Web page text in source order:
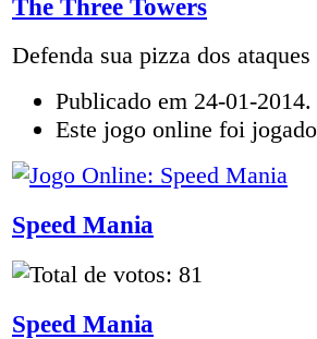
The Three Towers
Defenda sua pizza dos
Publicado em 24-01-2014.
Este jogo online foi
Speed Mania
Speed Mania